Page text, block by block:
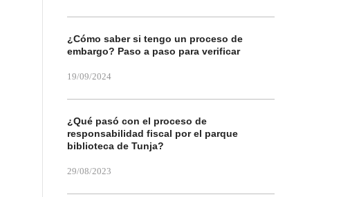
¿Cómo saber si tengo un proceso de
embargo? Paso a paso para verificar
19/09/2024
¿Qué pasó con el proceso de
responsabilidad fiscal por el parque
biblioteca de Tunja?
29/08/2023